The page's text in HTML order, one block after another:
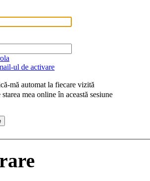
ul de activare
mă automat la fiecare vizită
mea online în această sesiune